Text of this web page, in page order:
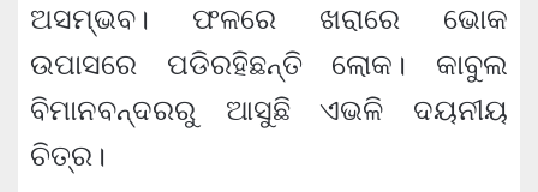
ଅସମ୍ଭବ। ଫଳରେ ଖରାରେ ଭୋକ
ଉପାସରେ ପଡିରହିଛନ୍ତି ଲୋକ। କାବୁଲ
ବିମାନବନ୍ଦରରୁ ଆସୁଛି ଏଭଳି ଦୟନୀୟ
ଚିତ୍ର।